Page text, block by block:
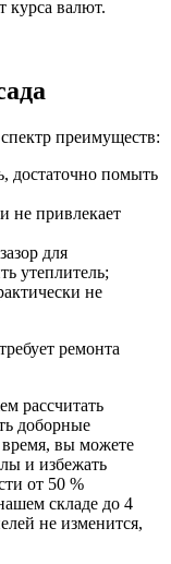
курса валют.
преимуществ:
достаточно помыть
не привлекает
для
утеплитель;
не
ремонта
рассчитать
доборные
время, вы можете
и избежать
от 50 %
складе до 4
не изменится,